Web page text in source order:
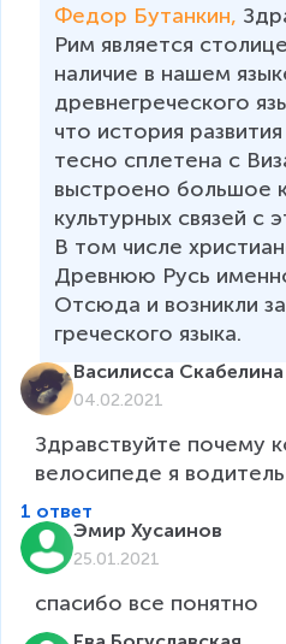
Федор Бутанкин,
Рим является
наличие в нашем
древнегреческого
что история
тесно сплетена с
выстроено большое
культурных связей с
В том числе
Древнюю Русь
Отсюда и возникли
греческого языка.
Василисса Скабелина
04.02.2021
Здравствуйте почему
велосипеде я водитель
1 ответ
Эмир Хусаинов
25.01.2021
спасибо все понятно